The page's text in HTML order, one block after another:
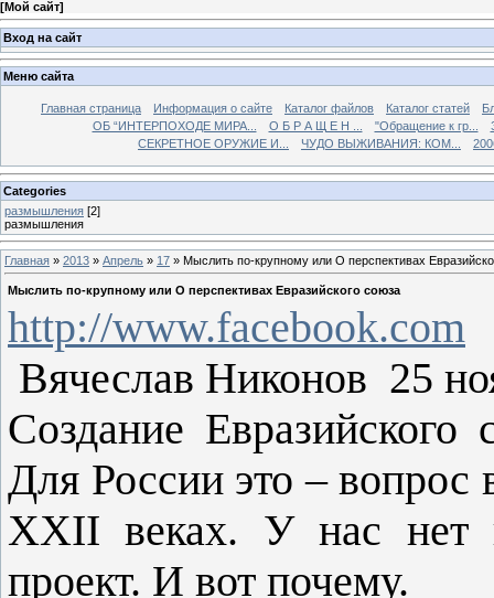
[Мой сайт]
Вход на сайт
Меню сайта
Главная страница Информация о сайте Каталог файлов Каталог статей
ОБ “ИНТЕРПОХОДЕ МИРА...
О Б Р А Щ Е Н ... "Обращение к гр...
СЕКРЕТНОЕ ОРУЖИЕ И...
ЧУДО ВЫЖИВАНИЯ: КОМ...
Categories
размышления [2]
размышления
Главная » 2013 » Апрель » 17 » Мыслить по-крупному или О перспективах
Мыслить по-крупному или О перспективах Евразийского союза
http://www.facebook.com
Вячеслав Никонов 25
Создание
Для России это –
XXII веках. У нас нет
проект. И вот почему.